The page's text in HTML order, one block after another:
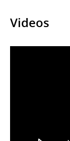
Videos